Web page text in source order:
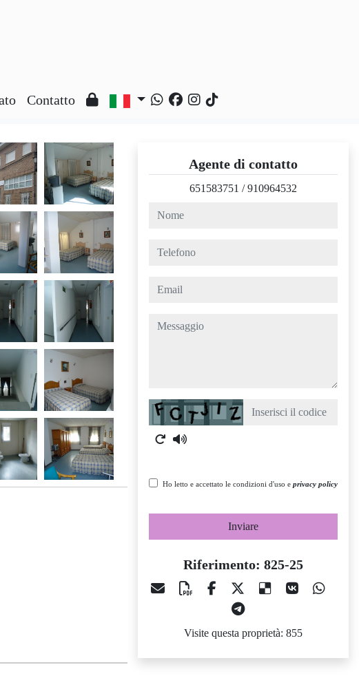
Contatto
Agente di contatto
651583751 /910964532
nome
telefono
email
messaggio
Captcha
Ho letto e accettato le condizioni d'uso e privacy policy
Inviare
Riferimento: 825-25
Visite questa proprietà: 855